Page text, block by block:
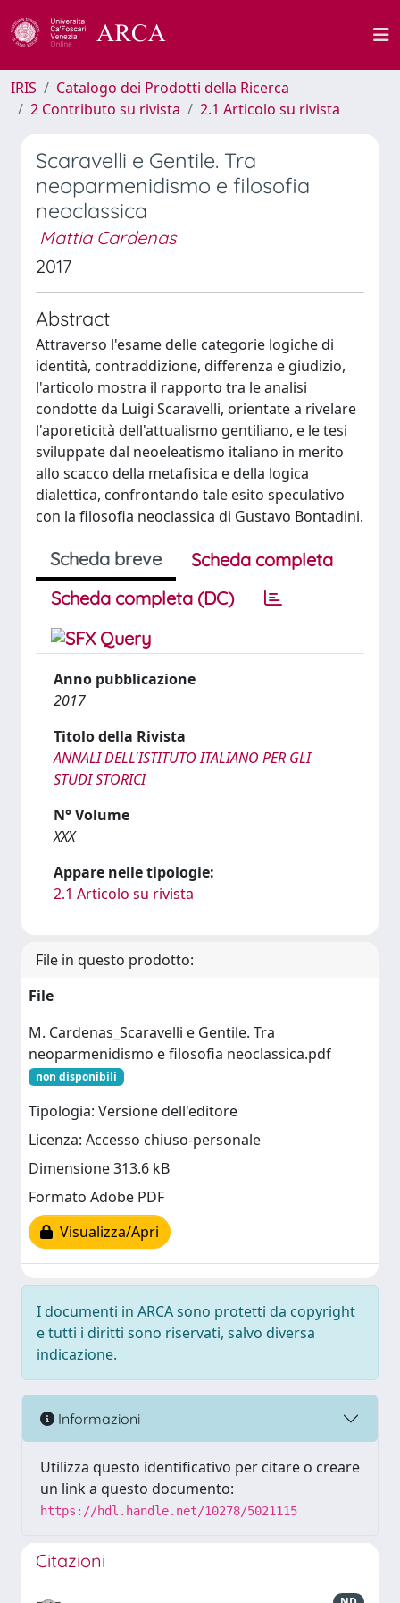
IRIS
Catalogo dei Prodotti della Ricerca
2 Contributo su rivista
2.1 Articolo su rivista
Scaravelli e Gentile. Tra
neoparmenidismo e filosofia
neoclassica
Mattia Cardenas
2017
Abstract
Attraverso l'esame delle categorie logiche di
identità, contraddizione, differenza e giudizio,
l'articolo mostra il rapporto tra le analisi
condotte da Luigi Scaravelli, orientate a rivelare
l'aporeticità dell'attualismo gentiliano, e le tesi
sviluppate dal neoeleatismo italiano in merito
allo scacco della metafisica e della logica
dialettica, confrontando tale esito speculativo
con la filosofia neoclassica di Gustavo Bontadini.
Scheda breve
Scheda completa
Scheda completa (DC)
Anno pubblicazione
2017
Titolo della Rivista
ANNALI DELL'ISTITUTO ITALIANO PER GLI
STUDI STORICI
N° Volume
XXX
Appare nelle tipologie:
2.1 Articolo su rivista
File in questo prodotto:
File
M. Cardenas_Scaravelli e Gentile. Tra
neoparmenidismo e filosofia neoclassica.pdf
non disponibili
Tipologia: Versione dell'editore
Licenza: Accesso chiuso-personale
Dimensione 313.6 kB
Formato Adobe PDF
Visualizza/Apri
I documenti in ARCA sono protetti da copyright
e tutti i diritti sono riservati, salvo diversa
indicazione.
Informazioni
Utilizza questo identificativo per citare o creare
un link a questo documento:
https://hdl.handle.net/10278/5021115
Citazioni